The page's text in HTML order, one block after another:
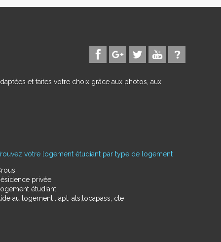
et faites votre choix grâce aux photos, aux
votre logement étudiant par type de logement
privée
étudiant
au logement : apl, als,locapass, cle